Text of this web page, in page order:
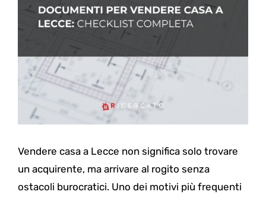
Vendere casa a Lecce non significa solo trovare
un acquirente, ma arrivare al rogito senza
ostacoli burocratici. Uno dei motivi più frequenti